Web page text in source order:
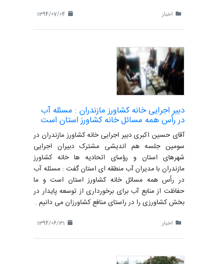
اخبار
دبیر اجرایی خانه کشاورز مازندران : مسئله آب
در رأس همه مسائل خانه کشاورز استان است
آقای حسین اکبری دبیر اجرایی خانه کشاورز مازندران در
سومین جلسه هم اندیشی مشترک دبیران اجرایی
شهرهای استان و رؤسای اتحادیه ها خانه کشاورز
مازندران با مدیران آب منطقه ای استان گفت : مسئله آب
در رأس همه مسائل خانه کشاورز استان است و ما
حفاظت از منابع آب برای برخورداری از توسعه پایدار در
بخش کشاورزی را در راستای منافع کشاورزان می دانیم .
اخبار